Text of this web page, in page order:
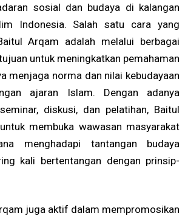
sosial dan budaya di kalangan
Indonesia. Salah satu cara yang
Arqam adalah melalui berbagai
untuk meningkatkan pemahaman
menjaga norma dan nilai kebudayaan
ajaran Islam. Dengan adanya
diskusi, dan pelatihan, Baitul
membuka wawasan masyarakat
menghadapi tantangan budaya
kali bertentangan dengan prinsip-
juga aktif dalam mempromosikan